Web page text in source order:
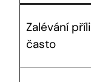
Zalévání
často